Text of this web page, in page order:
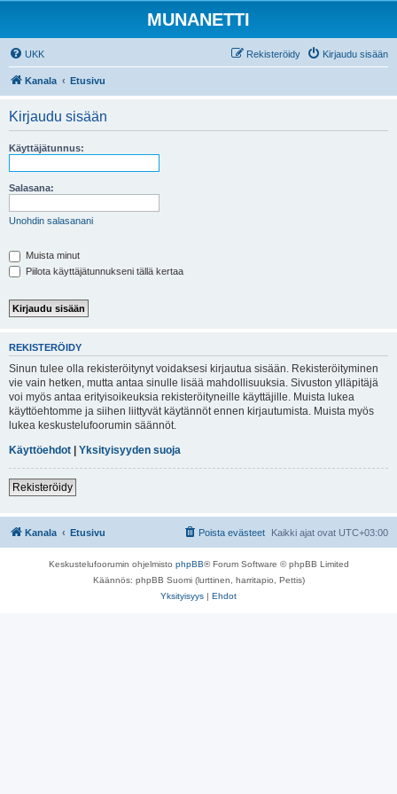
MUNANETTI
UKK Kirjaudu sisään
Rekisteröidy
Kanala Etusivu
Kirjaudu sisään
Käyttäjätunnus:
Salasana:
Unohdin salasanani
Muista minut
Piilota käyttäjätunnukseni tällä kertaa
REKISTERÖIDY
Sinun tulee olla rekisteröitynyt voidaksesi kirjautua sisään. Rekisteröityminen
vie vain hetken, mutta antaa sinulle lisää mahdollisuuksia. Sivuston ylläpitäjä
voi myös antaa erityisoikeuksia rekisteröityneille käyttäjille. Muista lukea
käyttöehtomme ja siihen liittyvät käytännöt ennen kirjautumista. Muista myös
lukea keskustelufoorumin säännöt.
Käyttöehdot | Yksityisyyden suoja
Rekisteröidy
Kanala Etusivu Kaikki ajat ovat UTC+03:00
Poista evästeet
Keskustelufoorumin ohjelmisto phpBB® Forum Software © phpBB Limited
Käännös: phpBB Suomi (lurttinen, harritapio, Pettis)
Yksityisyys | Ehdot